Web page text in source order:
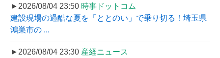
►2026/08/04 23:50 時事ドットコム
建設現場の過酷な夏を「ととのい」で乗り切る！埼玉県
鴻巣市の ...
►2026/08/04 23:30 産経ニュース